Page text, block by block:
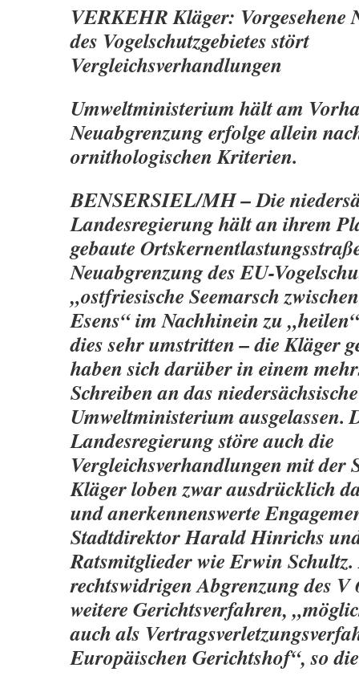
VERKEHR Kläger: Vorgesehene
des Vogelschutzgebietes stört
Vergleichsverhandlungen
Umweltministerium hält am
Neuabgrenzung erfolge allein
ornithologischen Kriterien.
BENSERSIEL/MH – Die
Landesregierung hält an ihrem
gebaute
Neuabgrenzung desEU-
„ostfriesische Seemarsch
Esens“ im Nachhinein zu
dies sehr umstritten – die Kläger
haben sich darüber in einem
Schreiben an das niedersächsische
Umweltministerium ausgelassen.
Landesregierung störe auch die
Vergleichsverhandlungen mit der
Kläger loben zwar ausdrücklich
und anerkennenswerte
Stadtdirektor Harald Hinrichs
Ratsmitglieder wie Erwin
rechtswidrigen Abgrenzung des
weitere Gerichtsverfahren,
auch als
Europäischen Gerichtshof“, so